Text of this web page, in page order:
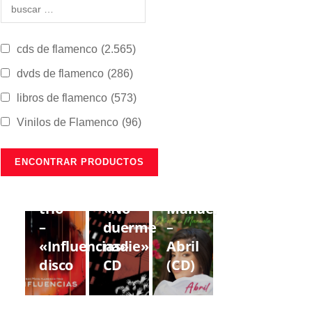
cds de flamenco (2.565)
dvds de flamenco (286)
libros de flamenco (573)
Vinilos de Flamenco (96)
FLAMENCO
Lorenzo
trío
–
«Influencias»
disco
FLAMENCO
Gregorio
«No
duerme
nadie»
CD
Manuela
–
Abril
(CD)